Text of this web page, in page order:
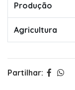
Produção
Agricultura
Partilhar: